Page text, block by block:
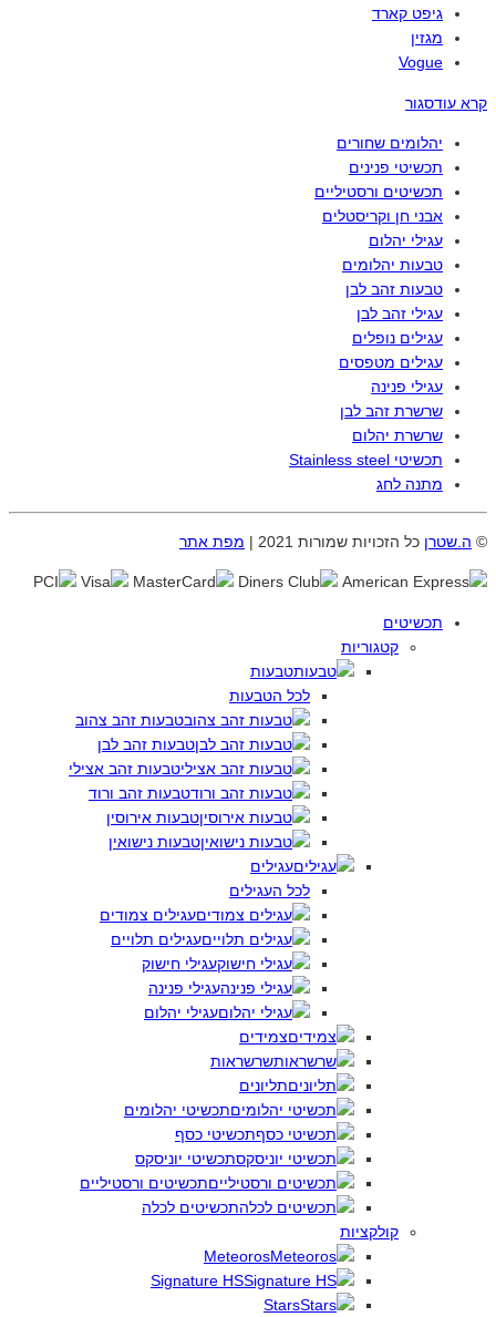
גיפט קארד
מגזין
Vogue
קרא עודסגור
יהלומים שחורים
תכשיטי פנינים
תכשיטים ורסטיליים
אבני חן וקריסטלים
עגילי יהלום
טבעות יהלומים
טבעות זהב לבן
עגילי זהב לבן
עגילים נופלים
עגילים מטפסים
עגילי פנינה
שרשרת זהב לבן
שרשרת יהלום
תכשיטי Stainless steel
מתנה לחג
© ה.שטרן כל הזכויות שמורות 2021 | מפת אתר
תכשיטים
קטגוריות
טבעות
לכל הטבעות
טבעות זהב צהוב
טבעות זהב לבן
טבעות זהב אצילי
טבעות זהב ורוד
טבעות אירוסין
טבעות נישואין
עגילים
לכל העגילים
עגילים צמודים
עגילים תלויים
עגילי חישוק
עגילי פנינה
עגילי יהלום
צמידים
שרשראות
תליונים
תכשיטי יהלומים
תכשיטי כסף
תכשיטי יוניסקס
תכשיטים ורסטיליים
תכשיטים לכלה
קולקציות
Meteoros
Signature HS
Stars